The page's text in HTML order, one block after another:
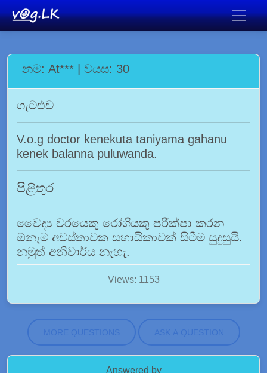
නම: At*** | වයස: 30
ගැටළුව
V.o.g doctor kenekuta taniyama gahanu
kenek balanna puluwanda.
පිළිතුර
වෛද්‍ය වරයෙකු රෝගියකු පරීක්ෂා කරන
ඕනෑම අවස්තාවක සහායිකාවක් සිටීම සුදුසුයි.
නමුත් අනිවාර්ය නැහැ.
Views: 1153
MORE QUESTIONS ASK A QUESTION
Answered by